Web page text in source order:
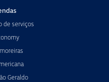
de serviços
Geraldo